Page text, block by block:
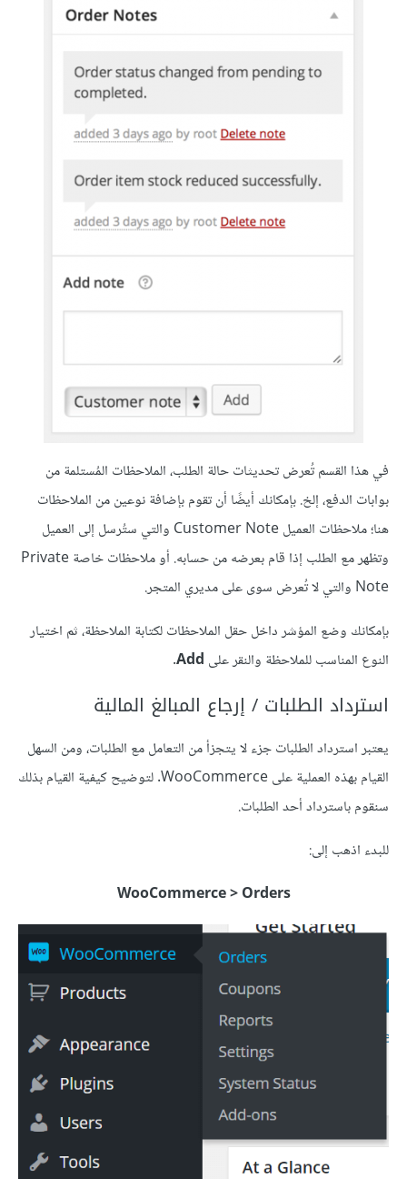
في هذا القسم تُعرض تحديثات حالة الطلب، الملاحظات المُستلمة من
بوابات الدفع، إلخ. بإمكانك أيضًا أن تقوم بإضافة نوعين من الملاحظات
هنا؛ ملاحظات العميل Customer Note والتي ستُرسل إلى العميل
وتظهر مع الطلب إذا قام بعرضه من حسابه. أو ملاحظات خاصة Private
Note والتي لا تُعرض سوى على مديري المتجر.
بإمكانك وضع المؤشر داخل حقل الملاحظات لكتابة الملاحظة، ثم اختيار
النوع المناسب للملاحظة والنقر على Add
.
استرداد الطلبات / إرجاع المبالغ المالية
يعتبر استرداد الطلبات جزء لا يتجزأ من التعامل مع الطلبات، ومن السهل
القيام بهذه العملية على WooCommerce. لتوضيح كيفية القيام بذلك
سنقوم باسترداد أحد الطلبات.
للبدء اذهب إلى:
WooCommerce > Orders